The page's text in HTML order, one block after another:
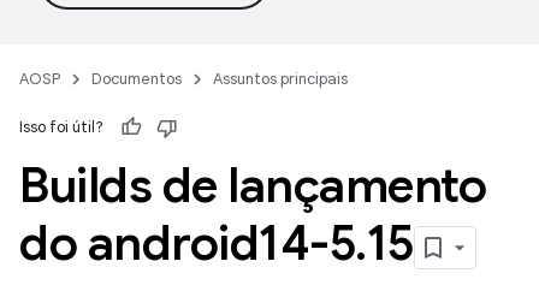
AOSP Documentos Assuntos principais
Isso foi útil?
Builds de lançamento
do android14-5.15